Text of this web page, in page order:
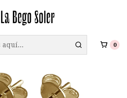
0
CHILE EN COMPRAS SOBRE $69.990